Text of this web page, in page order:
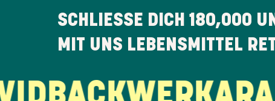
SCHLIESSE DICH 180,000
MIT UNS LEBENSMITTEL
BACKWERK ARAL